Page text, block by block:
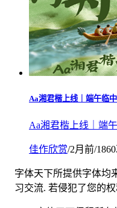
Aa湘君楷上线｜端午临
Aa湘君楷上线｜端
佳作欣赏/2月前/
字体天下所提供字体均
习交流. 若侵犯了您的